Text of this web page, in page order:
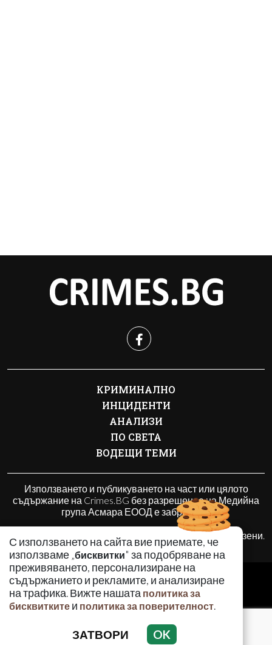
С използването на сайта вие приемате, че
използваме „бисквитки" за подобряване на
преживяването, персонализиране на
съдържанието и рекламите, и анализиране
на трафика. Вижте нашата политика за
бисквитките и политика за поверителност.
ЗАТВОРИ OK
КРИМИНАЛНО
ИНЦИДЕНТИ
АНАЛИЗИ
ПО СВЕТА
ВОДЕЩИ ТЕМИ
Използването и публикуването на част или цялото
съдържание на Crimes.BG без разрешение на Медийна
група Асмара ЕООД е забранено.
© 2010 - 2026 | Crimes.BG. Всички права запазени.
РЕКЛАМА
КОНТАКТИ
ОБЩИ УСЛОВИЯ
ПОЛИТИКА ЗА БИСКВИТКИТЕ